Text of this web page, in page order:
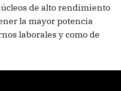
de alto rendimiento
la mayor potencia
laborales y como de